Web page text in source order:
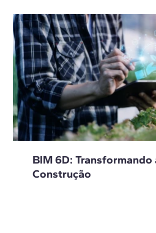
BIM 6D:
Construção